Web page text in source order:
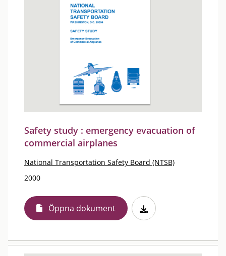
Safety study : emergency evacuation of
commercial airplanes
National Transportation Safety Board (NTSB)
2000
Öppna dokument